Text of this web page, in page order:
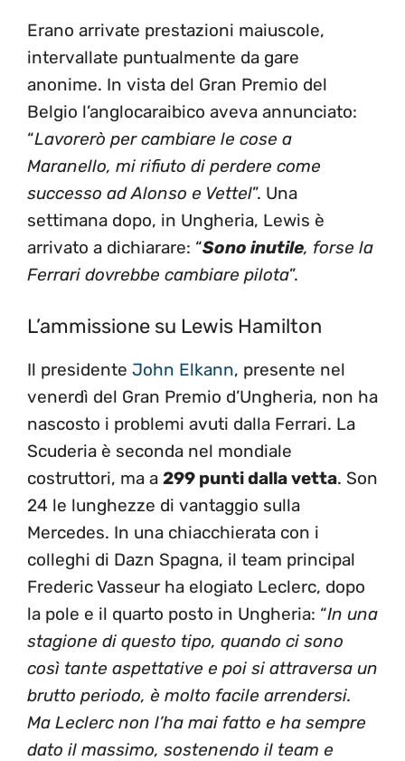
Erano arrivate prestazioni maiuscole,
intervallate puntualmente da gare
anonime. In vista del Gran Premio del
Belgio l’anglocaraibico aveva annunciato:
“Lavorerò per cambiare le cose a
Maranello, mi rifiuto di perdere come
successo ad Alonso e Vettel”. Una
settimana dopo, in Ungheria, Lewis è
arrivato a dichiarare: “Sono inutile, forse la
Ferrari dovrebbe cambiare pilota”.
L’ammissione su Lewis Hamilton
Il presidente John Elkann, presente nel
venerdì del Gran Premio d’Ungheria, non ha
nascosto i problemi avuti dalla Ferrari. La
Scuderia è seconda nel mondiale
costruttori, ma a 299 punti dalla vetta. Son
24 le lunghezze di vantaggio sulla
Mercedes. In una chiacchierata con i
colleghi di Dazn Spagna, il team principal
Frederic Vasseur ha elogiato Leclerc, dopo
la pole e il quarto posto in Ungheria: “In una
stagione di questo tipo, quando ci sono
così tante aspettative e poi si attraversa un
brutto periodo, è molto facile arrendersi.
Ma Leclerc non l’ha mai fatto e ha sempre
dato il massimo, sostenendo il team e